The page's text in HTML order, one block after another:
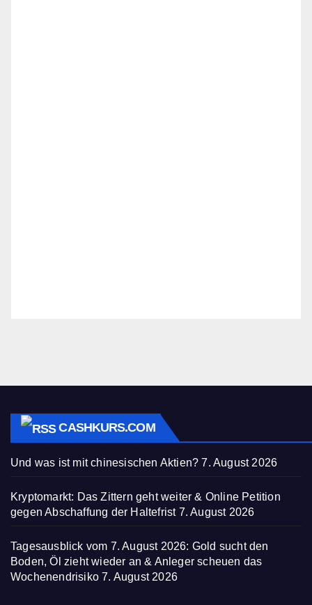
CASHKURS.COM
Und was ist mit chinesischen Aktien? 7. August 2026
Kryptomarkt: Das Zittern geht weiter & Online Petition
gegen Abschaffung der Haltefrist 7. August 2026
Tagesausblick vom 7. August 2026: Gold sucht den
Boden, Öl zieht wieder an & Anleger scheuen das
Wochenendrisiko 7. August 2026